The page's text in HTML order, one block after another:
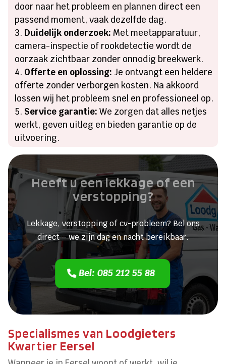
door naar het probleem en plannen direct een
passend moment, vaak dezelfde dag.
Duidelijk onderzoek: Met meetapparatuur,
camera-inspectie of rookdetectie wordt de
oorzaak zichtbaar zonder onnodig breekwerk.
Offerte en oplossing: Je ontvangt een heldere
offerte zonder verborgen kosten. Na akkoord
lossen wij het probleem snel en professioneel op.
Service garantie: We zorgen dat alles netjes
werkt, geven uitleg en bieden garantie op de
uitvoering.
Heeft u een lekkage of een
verstopping?
Lekkage, verstopping of cv-probleem? Bel ons
direct – we zijn dag en nacht bereikbaar.
Bel: 085 212 55 88
Specialismes van Loodgieters
Kwartier Eersel